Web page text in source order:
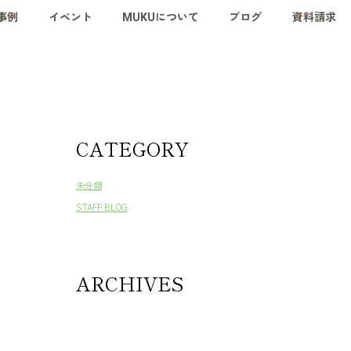
例 イベント MUKUについて ブログ 資料請求
CATEGORY
未分類
STAFF BLOG
ARCHIVES